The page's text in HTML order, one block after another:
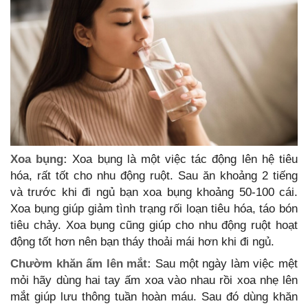
Xoa bụng:Xoa bụng là một việc tác động lên hệ tiêu
hóa, rất tốt cho nhu động ruột. Sau ăn khoảng 2 tiếng
và trước khi đi ngủ bạn xoa bụng khoảng 50-100 cái.
Xoa bụng giúp giảm tình trạng rối loạn tiêu hóa, táo bón
tiêu chảy. Xoa bụng cũng giúp cho nhu động ruột hoạt
động tốt hơn nên bạn tháy thoải mái hơn khi đi ngủ.
Chườm khăn ấm lên mắt: Sau một ngày làm việc mệt
mỏi hãy dùng hai tay ấm xoa vào nhau rồi xoa nhẹ lên
mắt giúp lưu thông tuần hoàn máu. Sau đó dùng khăn